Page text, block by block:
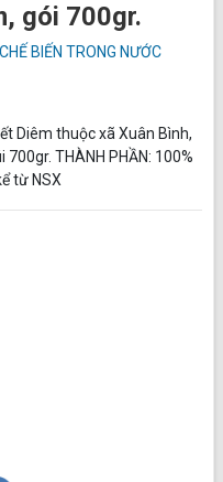
gói 700gr.
BIẾN TRONG NƯỚC
Diêm thuộc xã Xuân Bình,
THÀNH PHẦN: 100%
từ NSX